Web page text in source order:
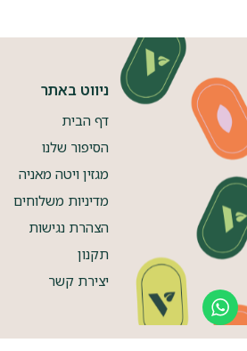
ניווט באתר
דף הבית
הסיפור שלנו
מגזין ויטה מאניה
מדיניות משלוחים
הצהרת נגישות
תקנון
יצירת קשר